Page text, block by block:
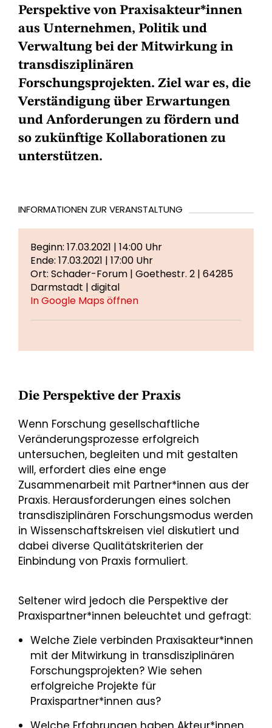
Perspektive von Praxisakteur*innen
aus Unternehmen, Politik und
Verwaltung bei der Mitwirkung in
transdisziplinären
Forschungsprojekten. Ziel war es, die
Verständigung über Erwartungen
und Anforderungen zu fördern und
so zukünftige Kollaborationen zu
unterstützen.
INFORMATIONEN ZUR VERANSTALTUNG
Beginn: 17.03.2021 | 14:00 Uhr
Ende: 17.03.2021 | 17:00 Uhr
Ort: Schader-Forum | Goethestr. 2 | 64285
Darmstadt | digital
In Google Maps öffnen
Die Perspektive der Praxis
Wenn Forschung gesellschaftliche
Veränderungsprozesse erfolgreich
untersuchen, begleiten und mit gestalten
will, erfordert dies eine enge
Zusammenarbeit mit Partner*innen aus der
Praxis. Herausforderungen eines solchen
transdisziplinären Forschungsmodus werden
in Wissenschaftskreisen viel diskutiert und
dabei diverse Qualitätskriterien der
Einbindung von Praxis formuliert.
Seltener wird jedoch die Perspektive der
Praxispartner*innen beleuchtet und gefragt:
Welche Ziele verbinden Praxisakteur*innen
mit der Mitwirkung in transdisziplinären
Forschungsprojekten? Wie sehen
erfolgreiche Projekte für
Praxispartner*innen aus?